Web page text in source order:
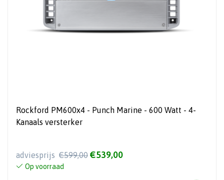
Rockford PM600x4 - Punch Marine - 600 Watt - 4-
Kanaals versterker
adviesprijs €599,00 €539,00
Op voorraad